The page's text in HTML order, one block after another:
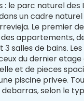
le parc naturel des
un cadre
Le premier
appartements,
3 salles de bains.
du dernier
et de pieces
piscine privee.
selon le